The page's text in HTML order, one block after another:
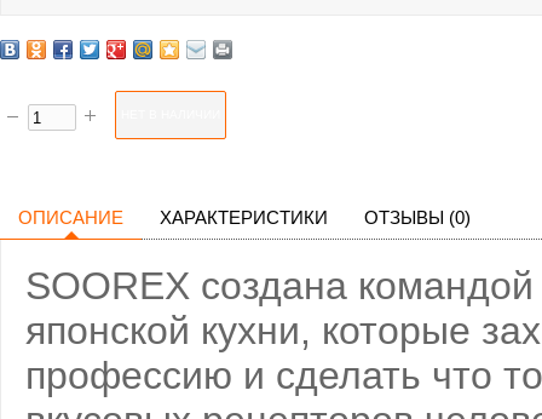
ОПИСАНИЕ ХАРАКТЕРИСТИКИ ОТЗЫВЫ (0)
SOOREX создана
японской кухни, которые
профессию и сделать что